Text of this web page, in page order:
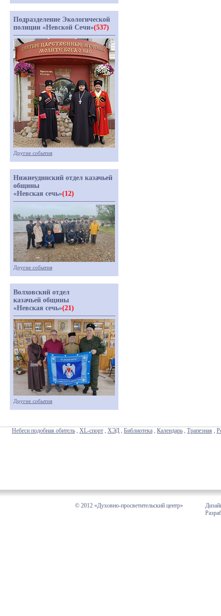
Подразделение Экологической
полиции «Невской Сечи»(537)
Другие события
Нижнеудинский отдел казачьей
общины
«Невская сечь»(12)
Другие события
Волховский отдел
казачьей общины
«Невская сечь»(21)
Другие события
Небеси подобная обитель , XL-спорт , ХЭД , Библиотека , Календарь , Трапезная ,
© 2012 «Духовно-просветительский центр»